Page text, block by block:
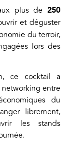
plus de 250
et déguster
du terroir,
lors des
ce cocktail a
entre
du
librement,
les stands